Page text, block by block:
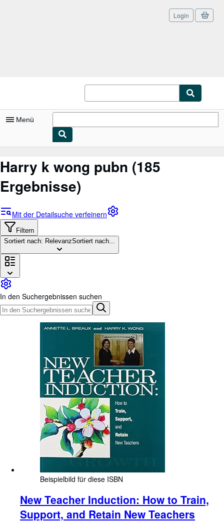
Login
Menü
Meine Bestellungen
Logout
Detailsuche
Sammlungen
Antiquarische Bücher
Kunst & Sammlerstücke
Verkäufer
Verkäufer werden
Hilfe
SCHLIESSEN
Harry k wong pubn (185
Ergebnisse)
Mit der Detailsuche verfeinern
Filtern
Sortiert nach: RelevanzSortiert nach...
In den Suchergebnissen suchen
Beispielbild für diese ISBN
New Teacher Induction: How to Train,
Support, and Retain New Teachers